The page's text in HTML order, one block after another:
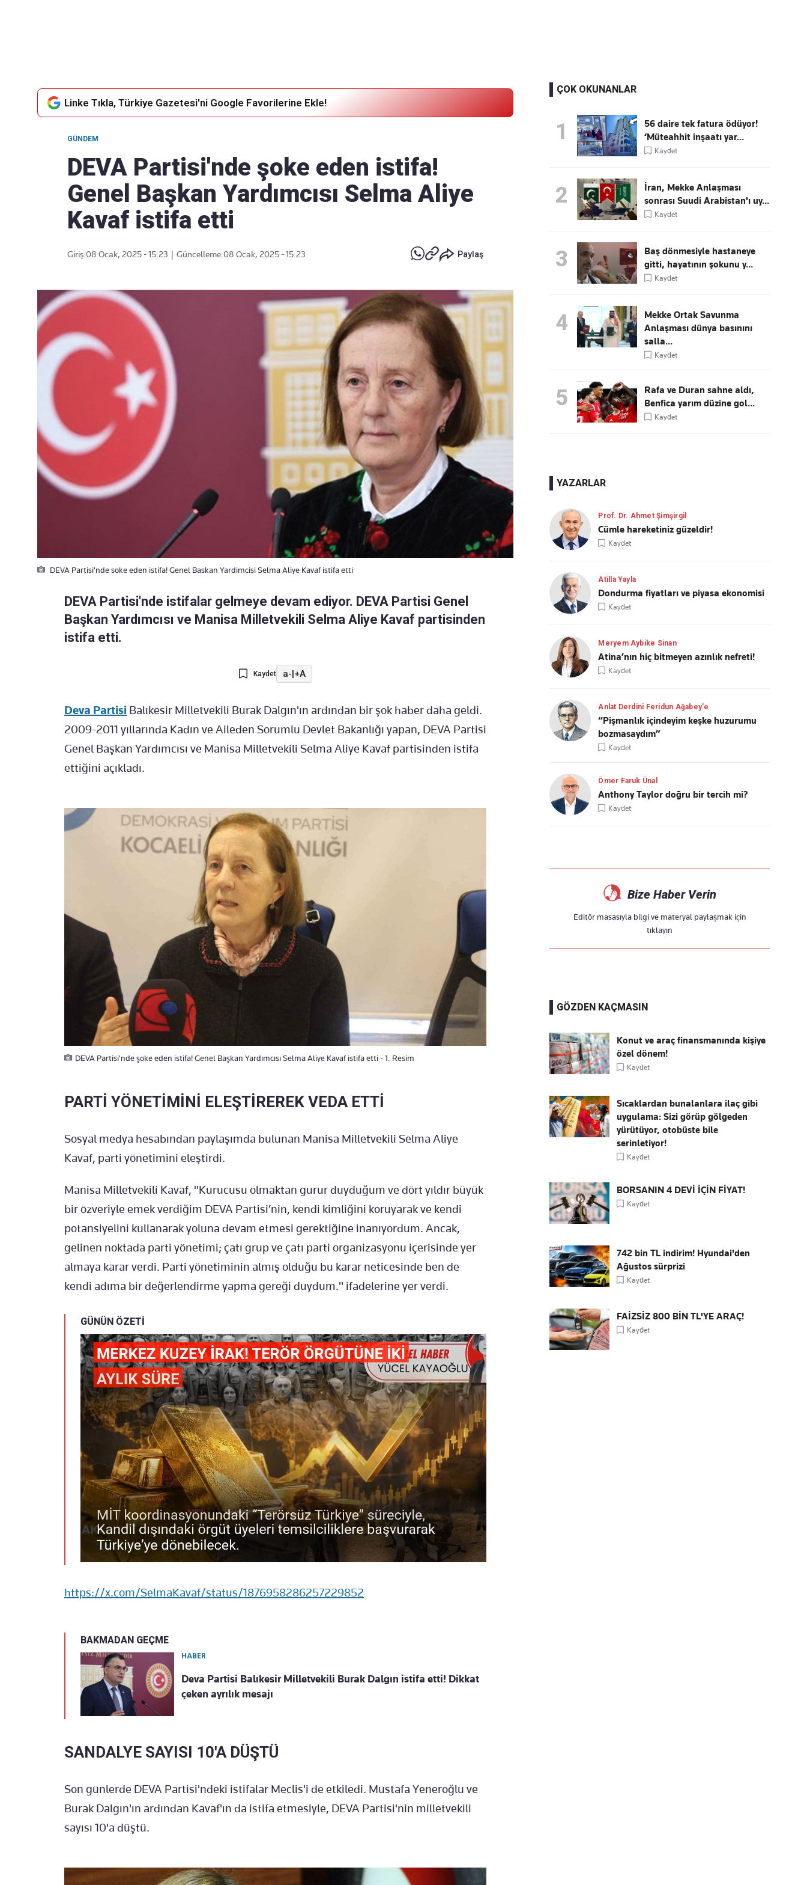
Linke Tıkla, Türkiye Gazetesi'ni Google Favorilerine Ekle!
GÜNDEM
DEVA Partisi'nde şoke eden istifa!
Genel Başkan Yardımcısı Selma Aliye
Kavaf istifa etti
Giriş:08 Ocak, 2025 - 15:23 Güncelleme:08 Ocak, 2025 - 15:23 Paylaş
DEVA Partisi'nde soke eden istifa! Genel Baskan Yardimcisi Selma Aliye Kavaf istifa etti
DEVA Partisi'nde istifalar gelmeye devam ediyor. DEVA Partisi Genel
Başkan Yardımcısı ve Manisa Milletvekili Selma Aliye Kavaf partisinden
istifa etti.
Kaydet a-|+A
Deva Partisi Balıkesir Milletvekili Burak Dalgın'ın ardından bir şok haber daha geldi.
2009-2011 yıllarında Kadın ve Aileden Sorumlu Devlet Bakanlığı yapan, DEVA Partisi
Genel Başkan Yardımcısı ve Manisa Milletvekili Selma Aliye Kavaf partisinden istifa
ettiğini açıkladı.
DEVA Partisi'nde şoke eden istifa! Genel Başkan Yardımcısı Selma Aliye Kavaf istifa etti - 1. Resim
PARTİ YÖNETİMİNİ ELEŞTİREREK VEDA ETTİ
Sosyal medya hesabından paylaşımda bulunan Manisa Milletvekili Selma Aliye
Kavaf, parti yönetimini eleştirdi.
Manisa Milletvekili Kavaf, "Kurucusu olmaktan gurur duyduğum ve dört yıldır büyük
bir özveriyle emek verdiğim DEVA Partisi’nin, kendi kimliğini koruyarak ve kendi
potansiyelini kullanarak yoluna devam etmesi gerektiğine inanıyordum. Ancak,
gelinen noktada parti yönetimi; çatı grup ve çatı parti organizasyonu içerisinde yer
almaya karar verdi. Parti yönetiminin almış olduğu bu karar neticesinde ben de
kendi adıma bir değerlendirme yapma gereği duydum." ifadelerine yer verdi.
GÜNÜN ÖZETİ
https://x.com/SelmaKavaf/status/1876958286257229852
BAKMADAN GEÇME
HABER
Deva Partisi Balıkesir Milletvekili Burak Dalgın istifa etti! Dikkat
çeken ayrılık mesajı
SANDALYE SAYISI 10'A DÜŞTÜ
Son günlerde DEVA Partisi'ndeki istifalar Meclis'i de etkiledi. Mustafa Yeneroğlu ve
Burak Dalgın'ın ardından Kavaf'ın da istifa etmesiyle, DEVA Partisi'nin milletvekili
sayısı 10'a düştü.
ÇOK OKUNANLAR
1
56 daire tek fatura ödüyor!
‘Müteahhit inşaatı yar...
Kaydet
2
İran, Mekke Anlaşması
sonrası Suudi Arabistan'ı uy...
Kaydet
3
Baş dönmesiyle hastaneye
gitti, hayatının şokunu y...
Kaydet
4
Mekke Ortak Savunma
Anlaşması dünya basınını
salla...
Kaydet
5
Rafa ve Duran sahne aldı,
Benfica yarım düzine gol...
Kaydet
YAZARLAR
Prof. Dr. Ahmet Şimşirgil
Cümle hareketiniz güzeldir!
Kaydet
Atilla Yayla
Dondurma fiyatları ve piyasa ekonomisi
Kaydet
Meryem Aybike Sinan
Atina’nın hiç bitmeyen azınlık nefreti!
Kaydet
Anlat Derdini Feridun Ağabey'e
“Pişmanlık içindeyim keşke huzurumu
bozmasaydım”
Kaydet
Ömer Faruk Ünal
Anthony Taylor doğru bir tercih mi?
Kaydet
Bize Haber Verin
Editör masasıyla bilgi ve materyal paylaşmak için
tıklayın
GÖZDEN KAÇMASIN
Konut ve araç finansmanında kişiye
özel dönem!
Kaydet
Sıcaklardan bunalanlara ilaç gibi
uygulama: Sizi görüp gölgeden
yürütüyor, otobüste bile
serinletiyor!
Kaydet
BORSANIN 4 DEVİ İÇİN FİYAT!
Kaydet
742 bin TL indirim! Hyundai'den
Ağustos sürprizi
Kaydet
FAİZSİZ 800 BİN TL'YE ARAÇ!
Kaydet